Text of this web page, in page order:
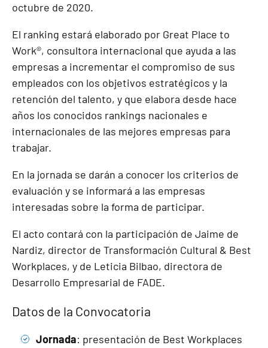
octubre de 2020.
El ranking estará elaborado por Great Place to
Work®, consultora internacional que ayuda a las
empresas a incrementar el compromiso de sus
empleados con los objetivos estratégicos y la
retención del talento, y que elabora desde hace
años los conocidos rankings nacionales e
internacionales de las mejores empresas para
trabajar.
En la jornada se darán a conocer los criterios de
evaluación y se informará a las empresas
interesadas sobre la forma de participar.
El acto contará con la participación de Jaime de
Nardiz, director de Transformación Cultural & Best
Workplaces, y de Leticia Bilbao, directora de
Desarrollo Empresarial de FADE.
Datos de la Convocatoria
Jornada: presentación de Best Workplaces